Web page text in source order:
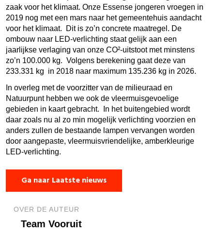
zaak voor het klimaat. Onze Essense jongeren vroegen in
2019 nog met een mars naar het gemeentehuis aandacht
voor het klimaat. Dit is zo’n concrete maatregel. De
ombouw naar LED-verlichting staat gelijk aan een
jaarlijkse verlaging van onze CO²-uitstoot met minstens
zo’n 100.000 kg. Volgens berekening gaat deze van
233.331 kg in 2018 naar maximum 135.236 kg in 2026.
In overleg met de voorzitter van de milieuraad en
Natuurpunt hebben we ook de vleermuisgevoelige
gebieden in kaart gebracht. In het buitengebied wordt
daar zoals nu al zo min mogelijk verlichting voorzien en
anders zullen de bestaande lampen vervangen worden
door aangepaste, vleermuisvriendelijke, amberkleurige
LED-verlichting.
Ga naar Laatste nieuws
OVER DE AUTEUR
Team Vooruit